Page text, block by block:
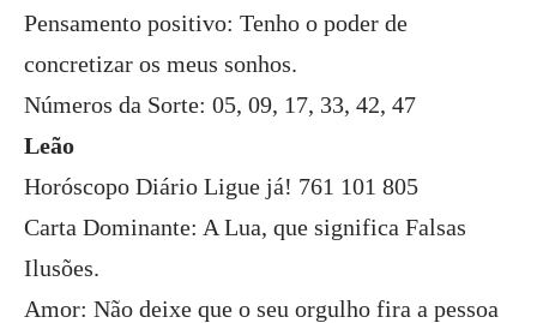
Pensamento positivo: Tenho o poder de
concretizar os meus sonhos.
Números da Sorte: 05, 09, 17, 33, 42, 47
Leão
Horóscopo Diário Ligue já! 761 101 805
Carta Dominante: A Lua, que significa Falsas
Ilusões.
Amor: Não deixe que o seu orgulho fira a pessoa